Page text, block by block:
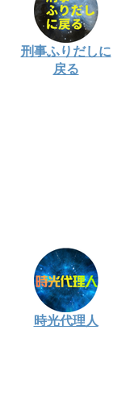
刑事ふりだしに
戻る
時光代理人